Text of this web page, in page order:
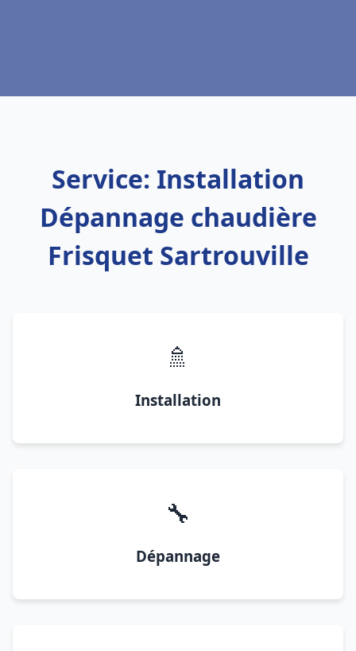
Service: Installation
Dépannage chaudière
Frisquet Sartrouville
🚿
Installation
🔧
Dépannage